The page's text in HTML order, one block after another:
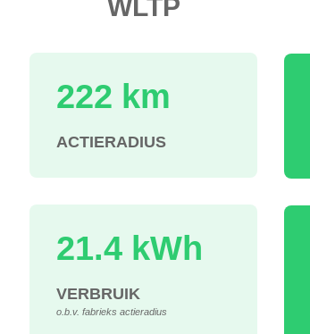
222 km
ACTIERADIUS
21.4 kWh
VERBRUIK
o.b.v. fabrieks actieradius